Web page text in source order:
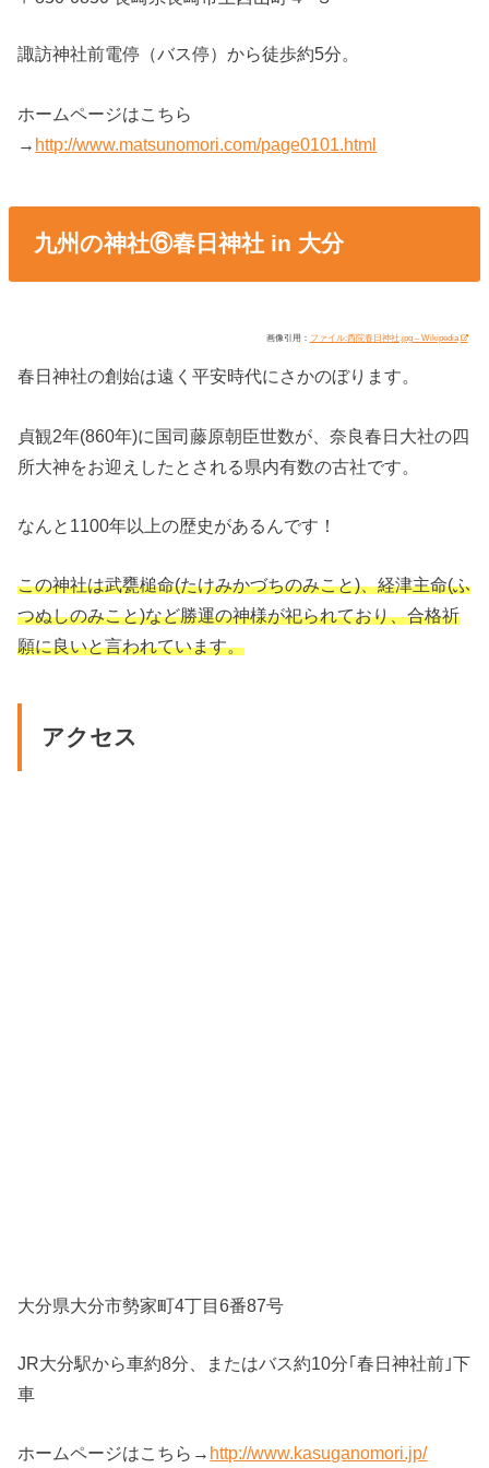
諏訪神社前電停（バス停）から徒歩約5分。
ホームページはこちら
→ http://www.matsunomori.com/page0101.html
九州の神社⑥春日神社 in 大分
画像引用： ファイル:西院春日神社.jpg – Wikipedia
春日神社の創始は遠く平安時代にさかのぼります。
貞観2年(860年)に国司藤原朝臣世数が、奈良春日大社の四
所大神をお迎えしたとされる県内有数の古社です。
なんと1100年以上の歴史があるんです！
この神社は武甕槌命(たけみかづちのみこと)、経津主命(ふ
つぬしのみこと)など勝運の神様が祀られており、合格祈
願に良いと言われています。
アクセス
大分県大分市勢家町4丁目6番87号
JR大分駅から車約8分、またはバス約10分｢春日神社前｣下
車
ホームページはこちら→ http://www.kasuganomori.jp/